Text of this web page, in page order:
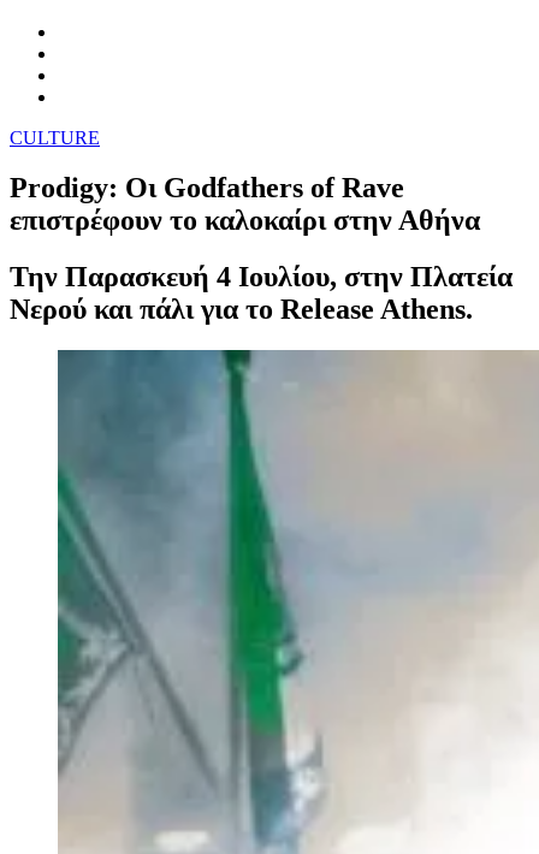
CULTURE
Prodigy: Οι Godfathers of Rave
επιστρέφουν το καλοκαίρι στην Αθήνα
Την Παρασκευή 4 Ιουλίου, στην Πλατεία
Νερού και πάλι για το Release Athens.